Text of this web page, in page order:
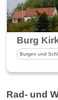
Burg
Burgen und
Rad- und